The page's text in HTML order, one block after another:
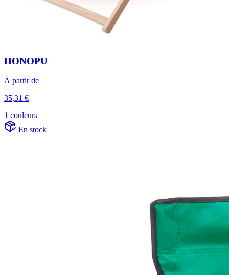
HONOPU
À partir de
35,31 €
1 couleurs
En stock